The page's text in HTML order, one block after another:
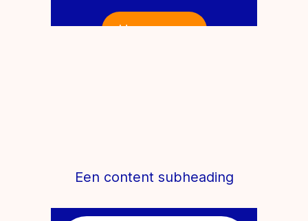
Een content subheading